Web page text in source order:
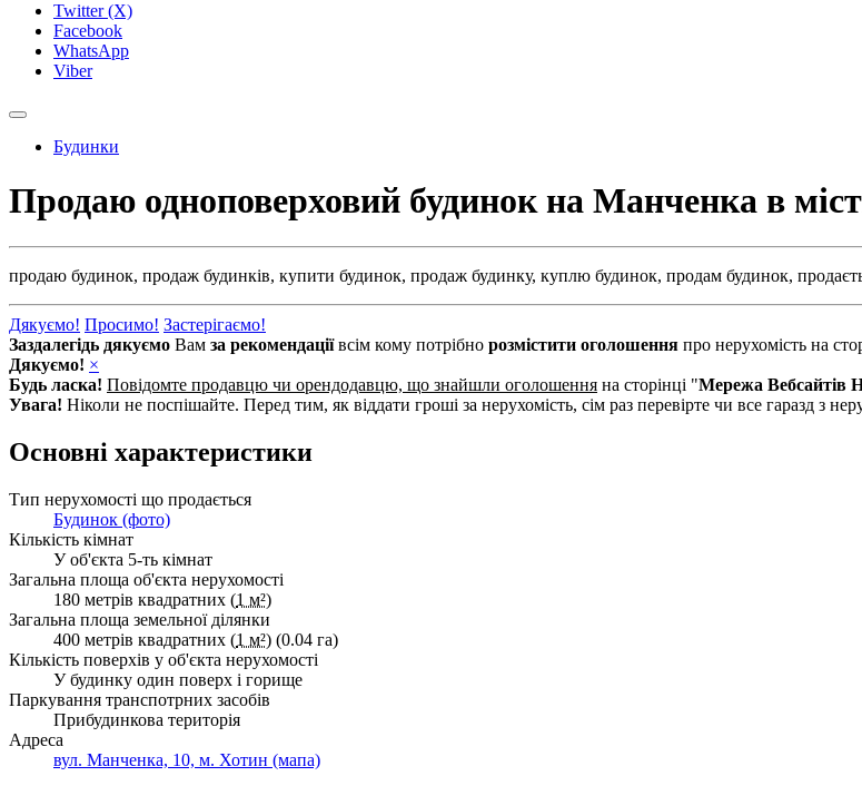
Twitter (X)
Facebook
WhatsApp
Viber
Будинки
Продаю одноповерховий будинок на Манченка в
продаю будинок, продаж будинків, купити будинок, продаж будинку, куплю будинок, продам будинок,
Дякуємо! Просимо! Застерігаємо!
Заздалегідь дякуємо Вам за рекомендаціївсім кому потрібно розмістити оголошення про нерухомість на
Дякуємо! ×
Будь ласка! Повідомте продавцю чи орендодавцю, що знайшли оголошення на сторінці "Мережа Вебсайтів
Увага! Ніколи не поспішайте. Перед тим, як віддати гроші за нерухомість, сім раз перевірте чи все гаразд з
Основні характеристики
Тип нерухомості що продається
Будинок (фото)
Кількість кімнат
У об'єкта 5-ть кімнат
Загальна площа об'єкта нерухомості
180 метрів квадратних (1 м²)
Загальна площа земельної ділянки
400 метрів квадратних (1 м²) (0.04 га)
Кількість поверхів у об'єкта нерухомості
У будинку один поверх і горище
Паркування транспотрних засобів
Прибудинкова територія
Адреса
вул. Манченка, 10, м. Хотин (мапа)